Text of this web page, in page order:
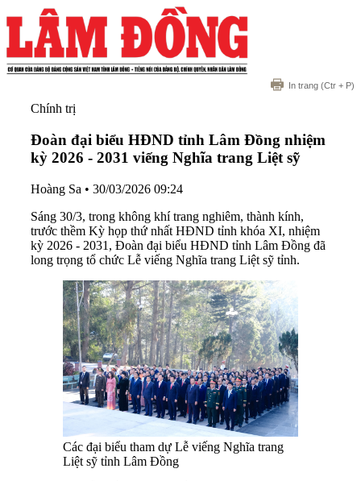
In trang (Ctr + P)
Chính trị
Đoàn đại biểu HĐND tỉnh Lâm Đồng nhiệm
kỳ 2026 - 2031 viếng Nghĩa trang Liệt sỹ
Hoàng Sa • 30/03/2026 09:24
Sáng 30/3, trong không khí trang nghiêm, thành kính,
trước thềm Kỳ họp thứ nhất HĐND tỉnh khóa XI, nhiệm
kỳ 2026 - 2031, Đoàn đại biểu HĐND tỉnh Lâm Đồng đã
long trọng tổ chức Lễ viếng Nghĩa trang Liệt sỹ tỉnh.
Các đại biểu tham dự Lễ viếng Nghĩa trang
Liệt sỹ tỉnh Lâm Đồng